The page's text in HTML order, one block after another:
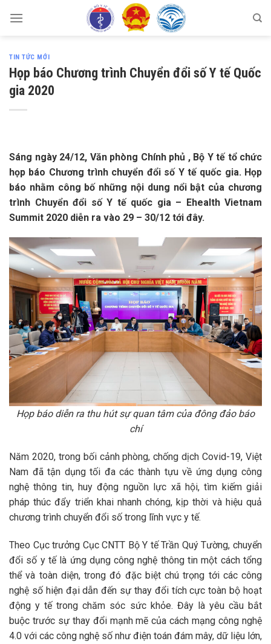
TIN TỨC MỚI
Họp báo Chương trình Chuyển đổi số Y tế Quốc
gia 2020
Sáng ngày 24/12, Văn phòng Chính phủ , Bộ Y tế tổ chức
họp báo Chương trình chuyển đổi số Y tế quốc gia. Họp
báo nhằm công bố những nội dung nổi bật của chương
trình Chuyển đổi số Y tế quốc gia – Ehealth Vietnam
Summit 2020 diễn ra vào 29 – 30/12 tới đây.
Họp báo diễn ra thu hút sự quan tâm của đông đảo báo
chí
Năm 2020, trong bối cảnh phòng, chống dịch Covid-19, Việt
Nam đã tận dụng tối đa các thành tựu về ứng dụng công
nghệ thông tin, huy động nguồn lực xã hội, tìm kiếm giải
pháp thúc đẩy triển khai nhanh chóng, kịp thời và hiệu quả
chương trình chuyển đổi số trong lĩnh vực y tế.
Theo Cục trưởng Cục CNTT Bộ Y tế Trần Quý Tường, chuyển
đổi số y tế là ứng dụng công nghệ thông tin một cách tổng
thể và toàn diện, trong đó đặc biệt chú trọng tới các công
nghệ số hiện đại dẫn đến sự thay đổi tích cực toàn bộ hoạt
động y tế trong chăm sóc sức khỏe. Đây là yêu cầu bắt
buộc trước sự thay đổi mạnh mẽ của cách mạng công nghệ
4.0 với các công nghệ số như điện toán đám mây, dữ liệu lớn,